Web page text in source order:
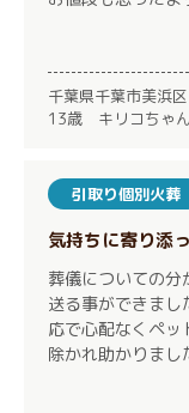
千葉県千葉市美浜
13歳 キリコちゃん
引取り個別火葬
気持ちに寄り添
葬儀についての分
送る事ができま
応で心配なくペッ
除かれ助かりまし